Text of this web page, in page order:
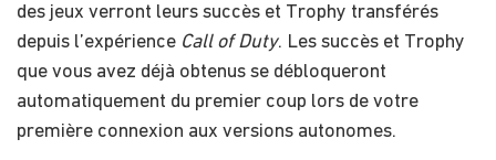
des jeux verront leurs succès et Trophy transférés
depuis l’expérience Call of Duty. Les succès et Trophy
que vous avez déjà obtenus se débloqueront
automatiquement du premier coup lors de votre
première connexion aux versions autonomes.